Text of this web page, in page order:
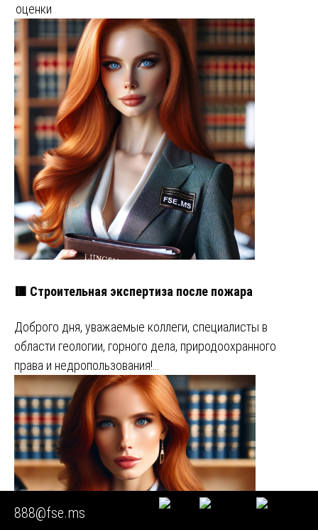
оценки
🟥 Строительная экспертиза после пожара
Доброго дня, уважаемые коллеги, специалисты в
области геологии, горного дела, природоохранного
права и недропользования!…
888@fse.ms